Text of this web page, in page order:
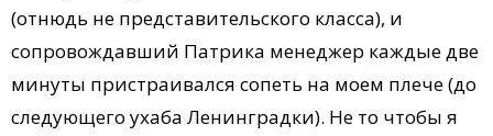
(отнюдь не представительского класса), и
сопровождавший Патрика менеджер каждые две
минуты пристраивался сопеть на моем плече (до
следующего ухаба Ленинградки). Не то чтобы я